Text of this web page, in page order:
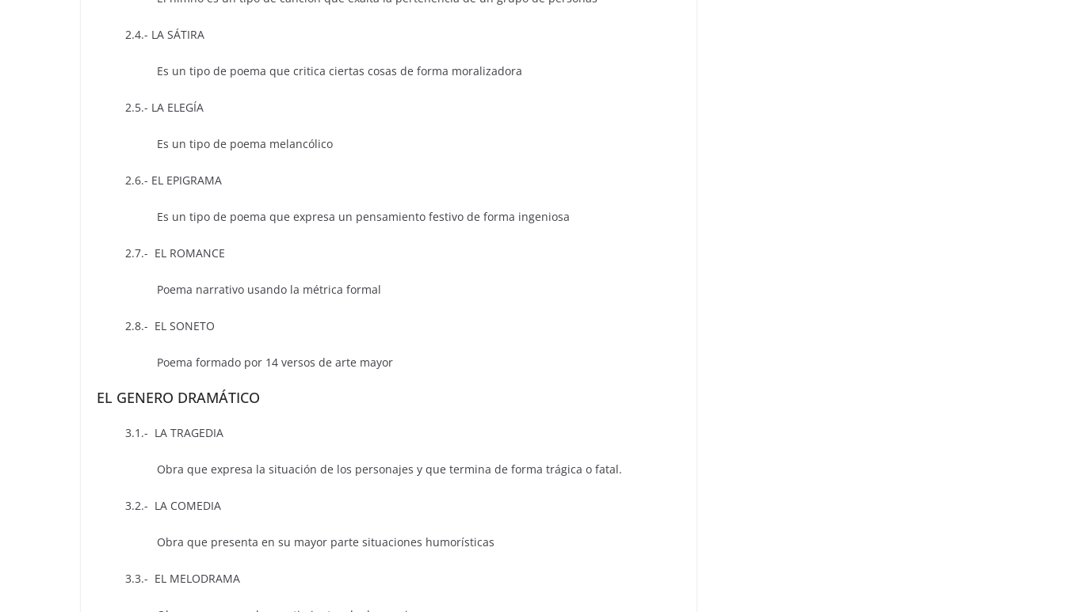
2.4.- LA SÁTIRA
Es un tipo de poema que critica ciertas cosas de forma moralizadora
2.5.- LA ELEGÍA
Es un tipo de poema melancólico
2.6.- EL EPIGRAMA
Es un tipo de poema que expresa un pensamiento festivo de forma ingeniosa
2.7.- EL ROMANCE
Poema narrativo usando la métrica formal
2.8.- EL SONETO
Poema formado por 14 versos de arte mayor
EL GENERO DRAMÁTICO
3.1.- LA TRAGEDIA
Obra que expresa la situación de los personajes y que termina de forma trágica o fatal.
3.2.- LA COMEDIA
Obra que presenta en su mayor parte situaciones humorísticas
3.3.- EL MELODRAMA